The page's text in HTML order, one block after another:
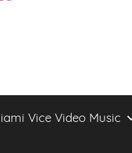
Vice Video Music